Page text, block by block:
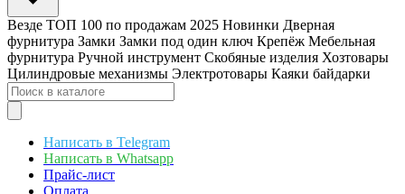
Везде ТОП 100 по продажам 2025 Новинки Дверная
фурнитура Замки Замки под один ключ Крепёж Мебельная
фурнитура Ручной инструмент Скобяные изделия Хозтовары
Цилиндровые механизмы Электротовары Каяки байдарки
Написать в Telegram
Написать в Whatsapp
Прайс-лист
Оплата